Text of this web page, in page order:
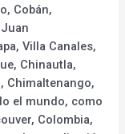
Cobán,
Villa Canales,
Chinautla,
Chimaltenango,
el mundo, como
Colombia,